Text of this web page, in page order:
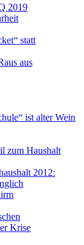
2019
statt
aus
ist alter Wein
zum Haushalt
2012:
Krise